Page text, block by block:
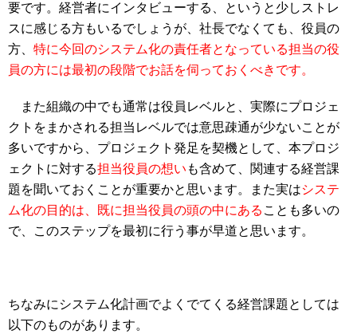
要です。経営者にインタビューする、というと少しストレ
スに感じる方もいるでしょうが、社長でなくても、役員の
方、 特に今回のシステム化の責任者となっている担当の役
員の方には最初の段階でお話を伺っておくべきです。
また組織の中でも通常は役員レベルと、実際にプロジェ
クトをまかされる担当レベルでは意思疎通が少ないことが
多いですから、プロジェクト発足を契機として、本プロジ
ェクトに対する担当役員の想い も含めて、関連する経営課
題を聞いておくことが重要かと思います。また実はシステ
ム化の目的は、既に担当役員の頭の中にある ことも多いの
で、このステップを最初に行う事が早道と思います。
ちなみにシステム化計画でよくでてくる経営課題としては
以下のものがあります。